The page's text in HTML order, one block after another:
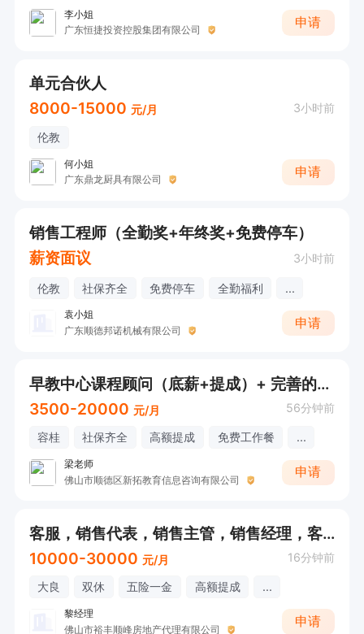
李小姐
广东恒捷投资控股集团有限公司
申请
单元合伙人
8000-15000 元/月 3小时前
伦教
何小姐
广东鼎龙厨具有限公司
申请
销售工程师（全勤奖+年终奖+免费停车）
薪资面议
3小时前
伦教 社保齐全 免费停车 全勤福利 ...
袁小姐
广东顺德邦诺机械有限公司
申请
早教中心课程顾问（底薪+提成）+ 完善的培训体系 + 子女就读福利
3500-20000 元/月 56分钟前
容桂 社保齐全 高额提成 免费工作餐 ...
梁老师
佛山市顺德区新拓教育信息咨询有限公司
申请
客服，销售代表，销售主管，销售经理，客户跟进
10000-30000 元/月 16分钟前
大良 双休 五险一金 高额提成 ...
黎经理
佛山市裕丰顺峰房地产代理有限公司
申请